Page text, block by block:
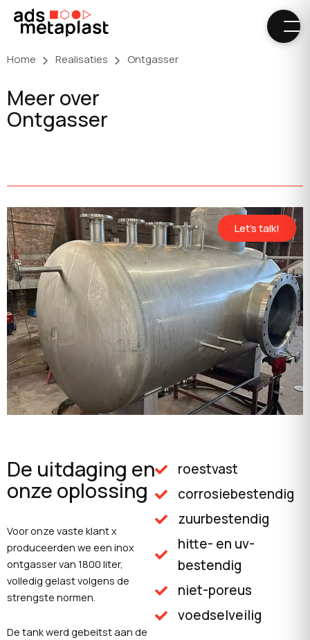
Skip
Home Realisaties Ontgasser
Meer over
Ontgasser
Let's talk!
De uitdaging en
onze oplossing
Voor onze vaste klant x
produceerden we een inox
ontgasser van 1800 liter,
volledig gelast volgens de
strengste normen.
De tank werd gebeitst aan de
roestvast
corrosiebestendig
zuurbestendig
hitte- en uv-
bestendig
niet-poreus
voedselveilig